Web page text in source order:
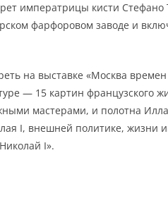
императрицы кисти Стефано
фарфоровом заводе и
на выставке «Москва
— 15 картин французского
мастерами, и полотна
I, внешней политике, жизни
I».